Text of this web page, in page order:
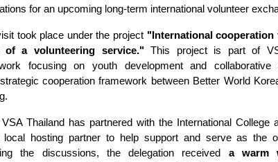
for an upcoming long-term international volunteer
took place under the project "International
of a volunteering service."This project is part of
focusing on youth development and collaborative
cooperation framework between Better World
Thailand has partnered with the International College
local hosting partner to help support and serve as the
the discussions, the delegation received a warm